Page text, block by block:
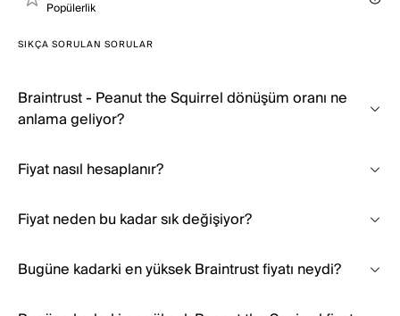
Popülerli̇k
SIKÇA SORULAN SORULAR
Braintrust - Peanut the Squirrel dönüşüm oranı ne
anlama geliyor?
Fiyat nasıl hesaplanır?
Fiyat neden bu kadar sık değişiyor?
Bugüne kadarki en yüksek Braintrust fiyatı neydi?